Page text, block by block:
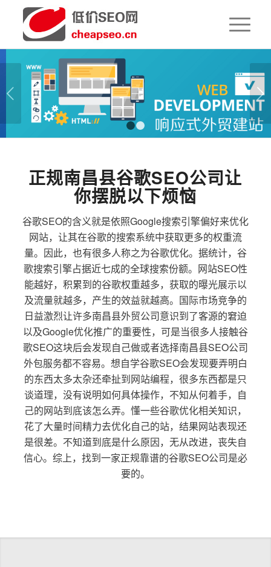
下一页
1 2
正规南昌县谷歌SEO公司让
你摆脱以下烦恼
谷歌SEO的含义就是依照Google搜索引擎偏好来优化
网站，让其在谷歌的搜索系统中获取更多的权重流
量。因此，也有很多人称之为谷歌优化。据统计，谷
歌搜索引擎占据近七成的全球搜索份额。网站SEO性
能越好，积累到的谷歌权重越多，获取的曝光展示以
及流量就越多，产生的效益就越高。国际市场竞争的
日益激烈让许多南昌县外贸公司意识到了客源的窘迫
以及Google优化推广的重要性，可是当很多人接触谷
歌SEO这块后会发现自己做或者选择南昌县SEO公司
外包服务都不容易。想自学谷歌SEO会发现要弄明白
的东西太多太杂还牵扯到网站编程，很多东西都是只
谈道理，没有说明如何具体操作，不知从何着手，自
己的网站到底该怎么弄。懂一些谷歌优化相关知识，
花了大量时间精力去优化自己的站，结果网站表现还
是很差。不知道到底是什么原因，无从改进，丧失自
信心。综上，找到一家正规靠谱的谷歌SEO公司是必
要的。